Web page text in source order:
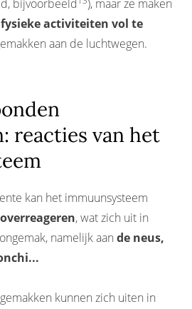
bijvoorbeeld
), maar ze maken
fysieke activiteiten vol te
aan de luchtwegen.
reacties van het
kan het immuunsysteem
overreageren, wat zich uit in
namelijk aan de neus,
kunnen zich uiten in